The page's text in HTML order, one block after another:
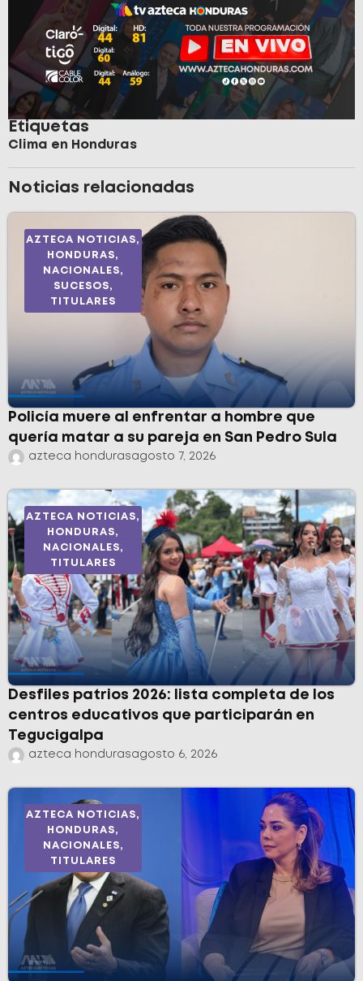
Etiquetas
Clima en Honduras
Noticias relacionadas
AZTECA NOTICIAS,
HONDURAS,
NACIONALES,
SUCESOS,
TITULARES
Policía muere al enfrentar a hombre que
quería matar a su pareja en San Pedro Sula
azteca hondurasagosto 7, 2026
AZTECA NOTICIAS,
HONDURAS,
NACIONALES,
TITULARES
Desfiles patrios 2026: lista completa de los
centros educativos que participarán en
Tegucigalpa
azteca hondurasagosto 6, 2026
AZTECA NOTICIAS,
HONDURAS,
NACIONALES,
TITULARES